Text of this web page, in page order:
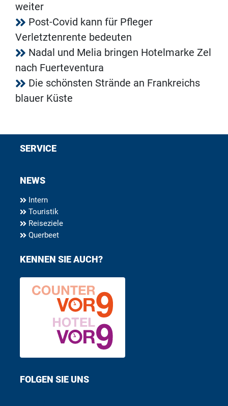
weiter
Post-Covid kann für Pfleger
Verletztenrente bedeuten
Nadal und Melia bringen Hotelmarke Zel
nach Fuerteventura
Die schönsten Strände an Frankreichs
blauer Küste
SERVICE
NEWS
Intern
Touristik
Reiseziele
Querbeet
KENNEN SIE AUCH?
FOLGEN SIE UNS